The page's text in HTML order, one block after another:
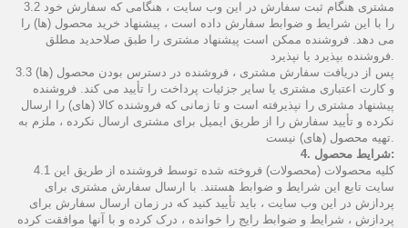
3.2 مشتری هنگام ثبت سفارش در این وب سایت ، هنگامی که سفارش خود
را با این شرایط و ضوابط سفارش داده است ، پیشنهاد خرید محصول (ها) را
می دهد. فروشنده ممکن است پیشنهاد مشتری را طبق صلاحدید مطلق
فروشنده بپذیرد یا نپذیرد.
3.3 پس از دریافت سفارش مشتری ، فروشنده در دسترس بودن محصول (ها)
و کارت اعتباری مشتری یا سایر جزئیات پرداخت را تأیید می کند. فروشنده
پیشنهاد مشتری را نپذیرفته است و تا زمانی که فروشنده کالا (های) را ارسال
نکرده و تأیید سفارش را از طریق ایمیل برای مشتری ارسال نكرده ، ملزم به
تهیه محصول (های) نیست.
4. شرایط محصول:
4.1 کلیه محصولات (محصولات) فروخته شده توسط فروشنده از طریق این
سایت تابع این شرایط و ضوابط هستند. با ارسال سفارش مشتری برای
پردازش در این وب سایت ، باید تأیید کنید که در زمان ارسال سفارش برای
پردازش ، شرایط و ضوابط رایج را خوانده ، درک کرده و با آنها موافقت کرده